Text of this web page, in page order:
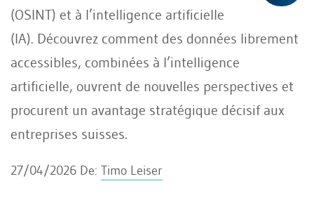
(OSINT) et à l’intelligence artificielle
(IA). Découvrez comment des données librement
accessibles, combinées à l’intelligence
artificielle, ouvrent de nouvelles perspectives et
procurent un avantage stratégique décisif aux
entreprises suisses.
27/04/2026 De: Timo Leiser